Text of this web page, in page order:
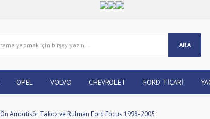
ARA
OPEL VOLVO CHEVROLET FORD TİCARİ
Ön Amortisör Takoz ve Rulman Ford Focus 1998-2005